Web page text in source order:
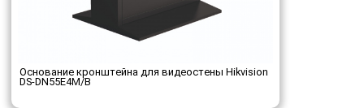
Основание кронштейна для видеостены Hikvision
DS-DN55E4M/B